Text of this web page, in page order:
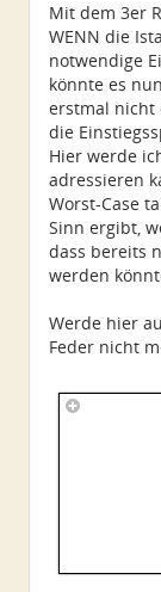
Mit dem 3er
WENN die
notwendige
könnte es
erstmal nicht
die
Hier werde
adressieren
Worst-Case
Sinn ergibt,
dass bereits
werden
Werde hier
Feder nicht